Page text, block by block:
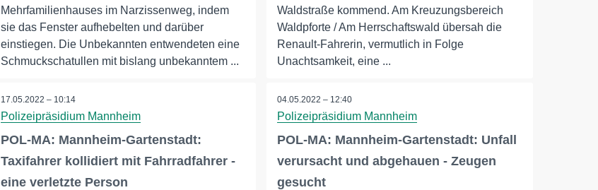
Mehrfamilienhauses im Narzissenweg, indem
sie das Fenster aufhebelten und darüber
einstiegen. Die Unbekannten entwendeten eine
Schmuckschatullen mit bislang unbekanntem ...
Waldstraße kommend. Am Kreuzungsbereich
Waldpforte / Am Herrschaftswald übersah die
Renault-Fahrerin, vermutlich in Folge
Unachtsamkeit, eine ...
17.05.2022 – 10:14
Polizeipräsidium Mannheim
POL-MA: Mannheim-Gartenstadt:
Taxifahrer kollidiert mit Fahrradfahrer -
eine verletzte Person
04.05.2022 – 12:40
Polizeipräsidium Mannheim
POL-MA: Mannheim-Gartenstadt: Unfall
verursacht und abgehauen - Zeugen
gesucht